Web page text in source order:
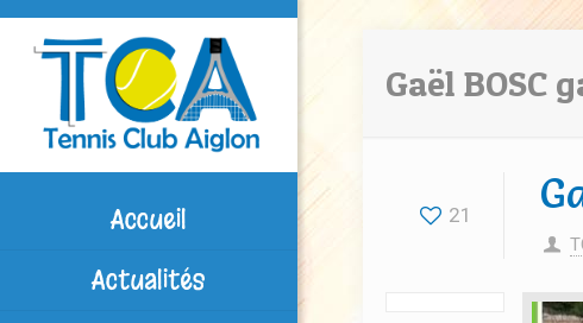
Accueil
Actualités
Gaël BOSC
21